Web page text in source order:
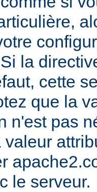
la
cette
que la
n'est pas
valeur
le serveur.